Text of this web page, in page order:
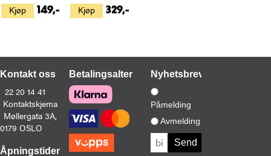
Kjøp 149,- Kjøp 329,-
Kontakt oss
22 20 14 41
Kontaktskjema
Møllergata 3A,
0179 OSLO
Åpningstider
BetalingsalternativerNyhetsbrev
Påmelding
Avmelding